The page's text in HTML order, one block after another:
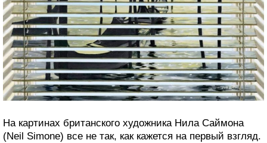
На картинах британского художника Нила Саймона
(Neil Simone) все не так, как кажется на первый взгляд.